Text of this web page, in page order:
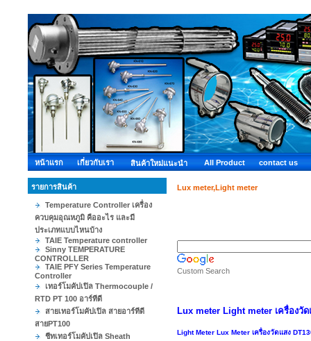
หน้าแรก เกี่ยวกับเรา สินค้าใหม่แนะนำ All Product contact us
รายการสินค้า
Temperature Controller เครื่อง
ควบคุมอุณหภูมิ คืออะไร และมี
ประเภทแบบไหนบ้าง
TAIE Temperature controller
Sinny TEMPERATURE
CONTROLLER
TAIE PFY Series Temperature
Controller
เทอร์โมคัปเปิล Thermocouple /
RTD PT 100 อาร์ทีดี
สายเทอร์โมคัปเปิล สายอาร์ทีดี
สายPT100
ชีทเทอร์โมคัปเปิล Sheath
Lux meter,Light meter
Custom Search
Lux meter Light meter เครื่องวั
Light Meter Lux Meter เครื่องวัดแสง